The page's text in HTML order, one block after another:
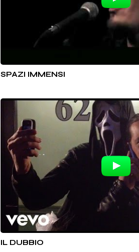
SPAZI IMMENSI
IL DUBBIO